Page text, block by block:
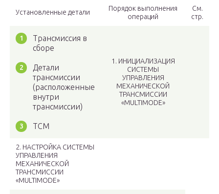
Установленные детали
Порядок выполнения
операций
См.
стр.
Трансмиссия в
сборе
Детали
трансмиссии
(расположенные
внутри
трансмиссии)
TCM
1. ИНИЦИАЛИЗАЦИЯ
СИСТЕМЫ
УПРАВЛЕНИЯ
МЕХАНИЧЕСКОЙ
ТРАНСМИССИИ
«MULTIMODE»
2. НАСТРОЙКА СИСТЕМЫ
УПРАВЛЕНИЯ
МЕХАНИЧЕСКОЙ
ТРАНСМИССИИ
«MULTIMODE»